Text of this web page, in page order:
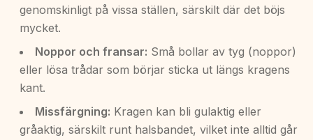
genomskinligt på vissa ställen, särskilt där det böjs
mycket.
Noppor och fransar: Små bollar av tyg (noppor)
eller lösa trådar som börjar sticka ut längs kragens
kant.
Missfärgning: Kragen kan bli gulaktig eller
gråaktig, särskilt runt halsbandet, vilket inte alltid går